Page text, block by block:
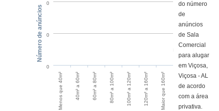
Menos que 40m² 40m² a 60m² 60m² a 80m² 80m² a 100m² 100m² a 120m² 120m² a 160m² Maior que 160m²
0
0
0
Número de anúncios
do número
de
anúncios
de Sala
Comercial
para alugar
em Viçosa,
Viçosa - AL
de acordo
com a área
privativa.